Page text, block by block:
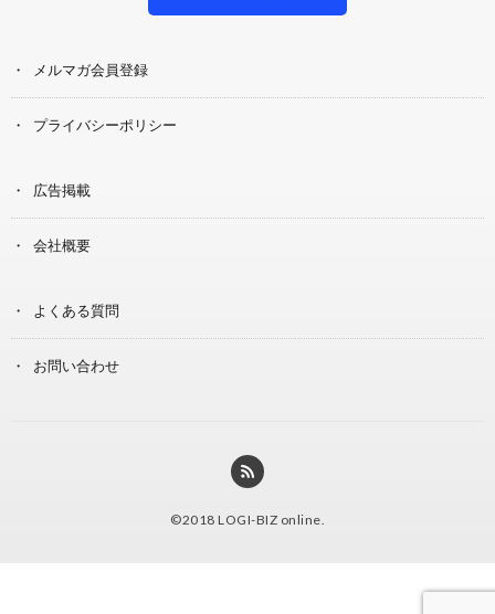
メルマガ会員登録
プライバシーポリシー
広告掲載
会社概要
よくある質問
お問い合わせ
©2018 LOGI-BIZ online